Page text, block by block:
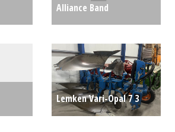
Alliance Band
#23505
€0
Lemken Vari-Opal 7 3